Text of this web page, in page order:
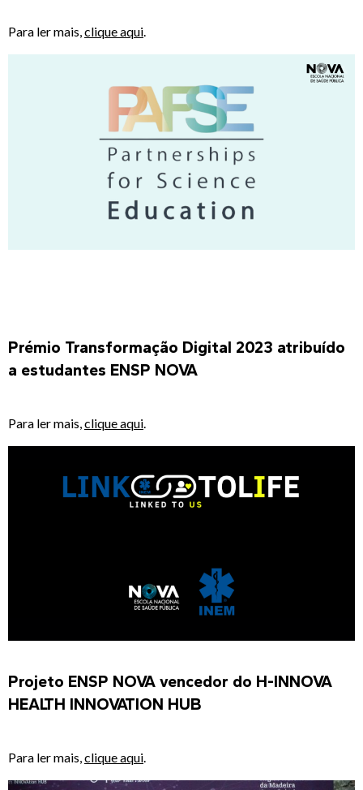
Para ler mais,clique aqui.
Prémio Transformação Digital 2023 atribuído
a estudantes ENSP NOVA
Para ler mais, clique aqui
Projeto ENSP NOVA vencedor do H-INNOVA
HEALTH INNOVATION HUB
Para ler mais,clique aqui.